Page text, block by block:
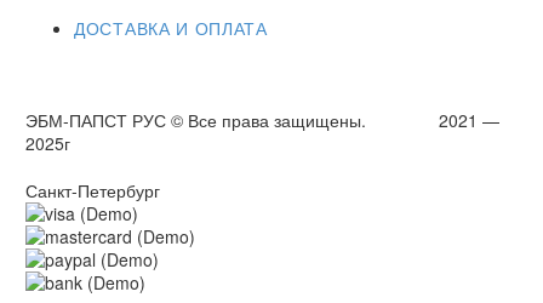
ДОСТАВКА И ОПЛАТА
ЭБМ-ПАПСТ РУС © Все права защищены. 2021 —
2025г
Санкт-Петербург